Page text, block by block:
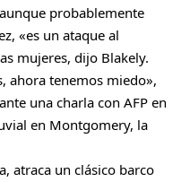
probablemente
«es un ataque al
mujeres, dijo Blakely.
ahora tenemos miedo»,
una charla con AFP en
en Montgomery, la
atraca un clásico barco